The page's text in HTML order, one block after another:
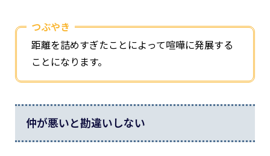
つぶやき
距離を詰めすぎたことによって喧嘩に発展する
ことになります。
仲が悪いと勘違いしない